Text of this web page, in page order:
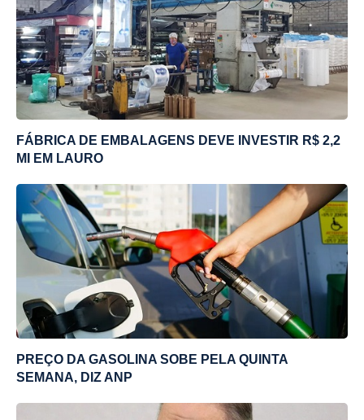
FÁBRICA DE EMBALAGENS DEVE INVESTIR R$ 2,2
MI EM LAURO
PREÇO DA GASOLINA SOBE PELA QUINTA
SEMANA, DIZ ANP